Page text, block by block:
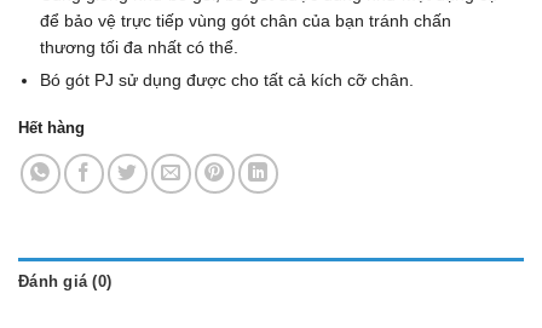
để bảo vệ trực tiếp vùng gót chân của bạn tránh chấn
thương tối đa nhất có thể.
Bó gót PJ sử dụng được cho tất cả kích cỡ chân.
Hết hàng
Đánh giá (0)